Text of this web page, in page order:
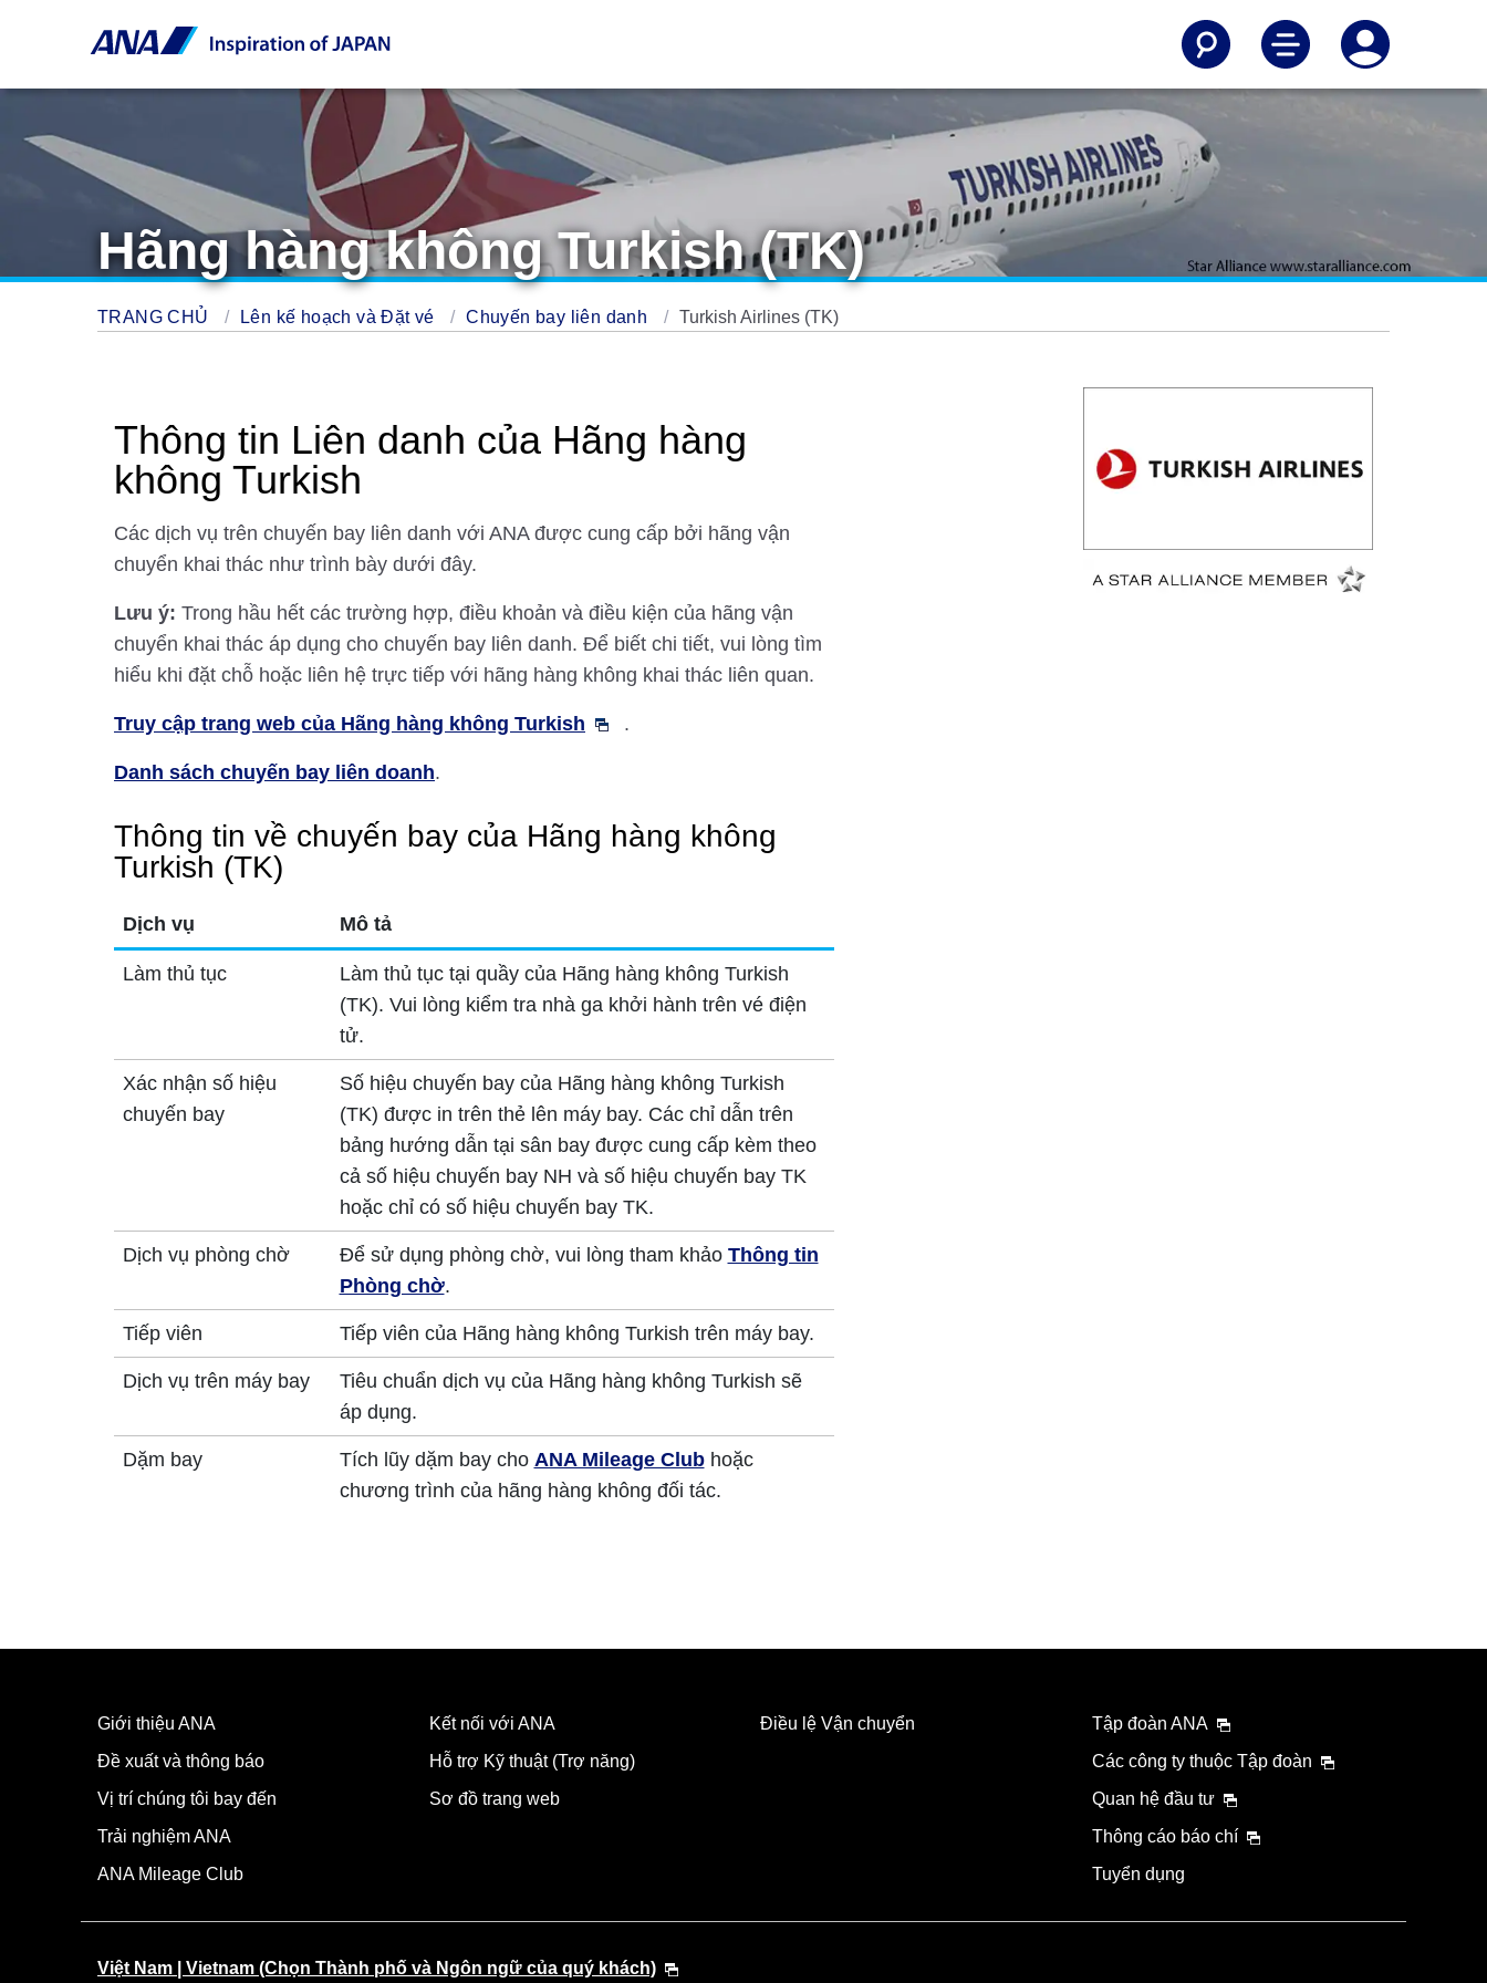
Hãng hàng không Turkish (TK)
TRANG CHỦ Lên kế hoạch và Đặt vé Chuyến bay liên danh Turkish Airlines (TK)
Thông tin Liên danh của Hãng hàng
không Turkish
Các dịch vụ trên chuyến bay liên danh với ANA được cung cấp bởi hãng vận
chuyển khai thác như trình bày dưới đây.
Lưu ý: Trong hầu hết các trường hợp, điều khoản và điều kiện của hãng vận
chuyển khai thác áp dụng cho chuyến bay liên danh. Để biết chi tiết, vui lòng tìm
hiểu khi đặt chỗ hoặc liên hệ trực tiếp với hãng hàng không khai thác liên quan.
Truy cập trang web của Hãng hàng không Turkish .
Danh sách chuyến bay liên doanh.
Thông tin về chuyến bay của Hãng hàng không
Turkish (TK)
Dịch vụ Mô tả
Làm thủ tục
Làm thủ tục tại quầy của Hãng hàng không Turkish
(TK). Vui lòng kiểm tra nhà ga khởi hành trên vé điện
tử.
Xác nhận số hiệu
chuyến bay
Số hiệu chuyến bay của Hãng hàng không Turkish
(TK) được in trên thẻ lên máy bay. Các chỉ dẫn trên
bảng hướng dẫn tại sân bay được cung cấp kèm theo
cả số hiệu chuyến bay NH và số hiệu chuyến bay TK
hoặc chỉ có số hiệu chuyến bay TK.
Dịch vụ phòng chờ Để sử dụng phòng chờ, vui lòng tham khảo Thông tin
Phòng chờ.
Tiếp viên Tiếp viên của Hãng hàng không Turkish trên máy bay.
Dịch vụ trên máy bay
Tiêu chuẩn dịch vụ của Hãng hàng không Turkish sẽ
áp dụng.
Dặm bay Tích lũy dặm bay cho ANA Mileage Clubhoặc
chương trình của hãng hàng không đối tác.
Giới thiệu ANA
Đề xuất và thông báo
Vị trí chúng tôi bay đến
Trải nghiệm ANA
ANA Mileage Club
Kết nối với ANA
Hỗ trợ Kỹ thuật (Trợ năng)
Sơ đồ trang web
Điều lệ Vận chuyển
Tập đoàn ANA
Các công ty thuộc Tập đoàn
Quan hệ đầu tư
Thông cáo báo chí
Tuyển dụng
Việt Nam | Vietnam (Chọn Thành phố và Ngôn ngữ của quý khách)